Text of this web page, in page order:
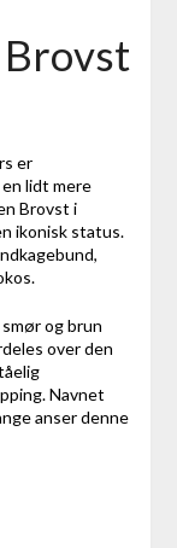
er
lidt mere
Brovst i
ikonisk status.
og brun
over den
Navnet
anser denne